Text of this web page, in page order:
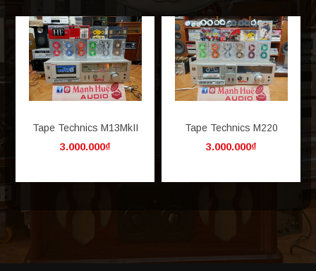
Tape Technics M13MkII
3.000.000₫
Tape Technics M220
3.000.000₫